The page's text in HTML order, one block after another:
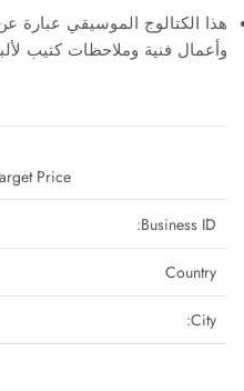
هذا الكتالوج الموسيقي عبارة
وأعمال فنية وملاحظات كتيب
Price:
Business ID:
Country
City: